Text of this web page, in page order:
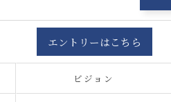
エントリーはこちら
ビジョン